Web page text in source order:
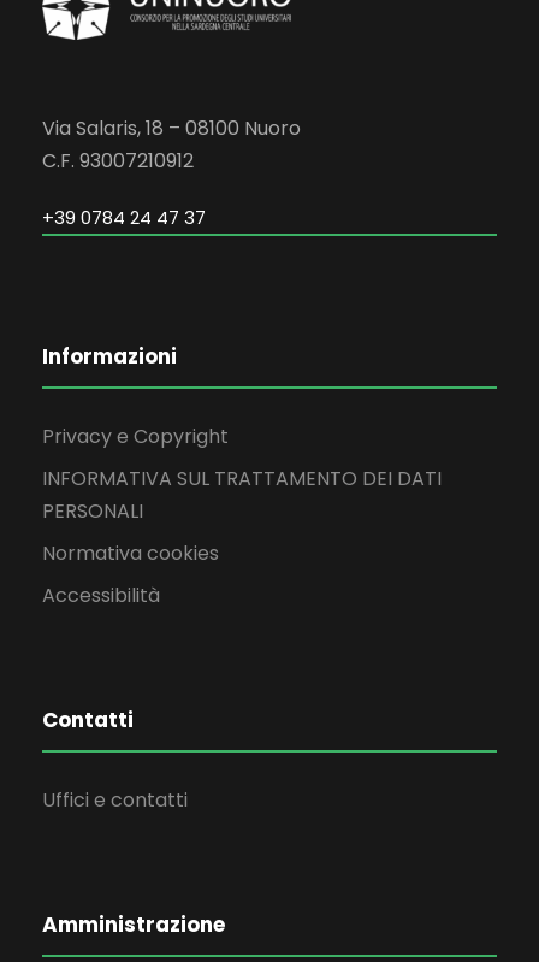
Via Salaris, 18 – 08100 Nuoro
C.F. 93007210912
+39 0784 24 47 37
Informazioni
Privacy e Copyright
INFORMATIVA SUL TRATTAMENTO DEI DATI
PERSONALI
Normativa cookies
Accessibilità
Contatti
Uffici e contatti
Amministrazione